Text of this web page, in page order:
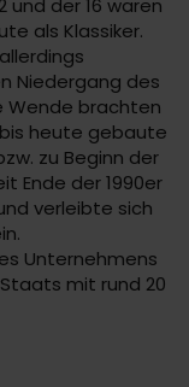
als Klassiker.
Niedergang des
Wende brachten
heute gebaute
zu Beginn der
Ende der 1990er
verleibte sich
Unternehmens
mit rund 20